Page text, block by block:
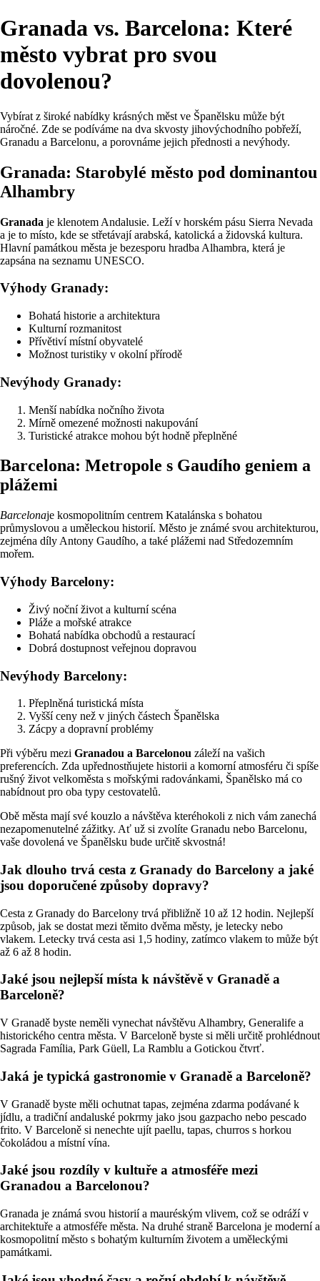
Granada vs. Barcelona: Které
město vybrat pro svou
dovolenou?
Vybírat z široké nabídky krásných měst ve Španělsku může být
náročné. Zde se podíváme na dva skvosty jihovýchodního pobřeží,
Granadu a Barcelonu, a porovnáme jejich přednosti a nevýhody.
Granada: Starobylé město pod dominantou
Alhambry
Granada je klenotem Andalusie. Leží v horském pásu Sierra Nevada
a je to místo, kde se střetávají arabská, katolická a židovská kultura.
Hlavní památkou města je bezesporu hradba Alhambra, která je
zapsána na seznamu UNESCO.
Výhody Granady:
Bohatá historie a architektura
Kulturní rozmanitost
Přívětiví místní obyvatelé
Možnost turistiky v okolní přírodě
Nevýhody Granady:
Menší nabídka nočního života
Mírně omezené možnosti nakupování
Turistické atrakce mohou být hodně přeplněné
Barcelona: Metropole s Gaudího geniem a
plážemi
Barcelonaje kosmopolitním centrem Katalánska s bohatou
průmyslovou a uměleckou historií. Město je známé svou architekturou,
zejména díly Antony Gaudího, a také plážemi nad Středozemním
mořem.
Výhody Barcelony:
Živý noční život a kulturní scéna
Pláže a mořské atrakce
Bohatá nabídka obchodů a restaurací
Dobrá dostupnost veřejnou dopravou
Nevýhody Barcelony:
Přeplněná turistická místa
Vyšší ceny než v jiných částech Španělska
Zácpy a dopravní problémy
Při výběru mezi Granadou a Barcelonou záleží na vašich
preferencích. Zda upřednostňujete historii a komorní atmosféru či spíše
rušný život velkoměsta s mořskými radovánkami, Španělsko má co
nabídnout pro oba typy cestovatelů.
Obě města mají své kouzlo a návštěva kteréhokoli z nich vám zanechá
nezapomenutelné zážitky. Ať už si zvolíte Granadu nebo Barcelonu,
vaše dovolená ve Španělsku bude určitě skvostná!
Jak dlouho trvá cesta z Granady do Barcelony a jaké
jsou doporučené způsoby dopravy?
Cesta z Granady do Barcelony trvá přibližně 10 až 12 hodin. Nejlepší
způsob, jak se dostat mezi těmito dvěma městy, je letecky nebo
vlakem. Letecky trvá cesta asi 1,5 hodiny, zatímco vlakem to může být
až 6 až 8 hodin.
Jaké jsou nejlepší místa k návštěvě v Granadě a
Barceloně?
V Granadě byste neměli vynechat návštěvu Alhambry, Generalife a
historického centra města. V Barceloně byste si měli určitě prohlédnout
Sagrada Família, Park Güell, La Ramblu a Gotickou čtvrť.
Jaká je typická gastronomie v Granadě a Barceloně?
V Granadě byste měli ochutnat tapas, zejména zdarma podávané k
jídlu, a tradiční andaluské pokrmy jako jsou gazpacho nebo pescado
frito. V Barceloně si nenechte ujít paellu, tapas, churros s horkou
čokoládou a místní vína.
Jaké jsou rozdíly v kultuře a atmosféře mezi
Granadou a Barcelonou?
Granada je známá svou historií a mauréským vlivem, což se odráží v
architektuře a atmosféře města. Na druhé straně Barcelona je moderní a
kosmopolitní město s bohatým kulturním životem a uměleckými
památkami.